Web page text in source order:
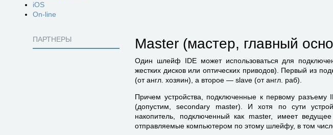
iOS
On-line
ПАРТНЕРЫ Master (мастер, главный
Один шлейф IDE может использоваться для
жестких дисков или оптических приводов). Первый из
(от англ. хозяин), а второе — slave (от англ. раб).
Причем устройства, подключенные к первому
(допустим, secondary master). И хотя по сути
накопитель, подключенный как master, имеет
отправляемые компьютером по этому шлейфу, в том